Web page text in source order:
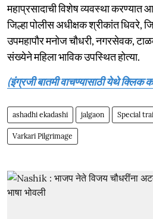
महाप्रसादाची विशेष व्यवस्था करण्यात
जिल्हा पोलीस अधीक्षक श्रीकांत धिवरे,
उपमहापौर मनोज चौधरी, नगरसेवक,
संख्येने महिला भाविक उपस्थित होत्या.
(इंग्रजी बातमी वाचण्यासाठी येथे क्लिक
ashadhi ekadashi jalgaon Special
Varkari Pilgrimage